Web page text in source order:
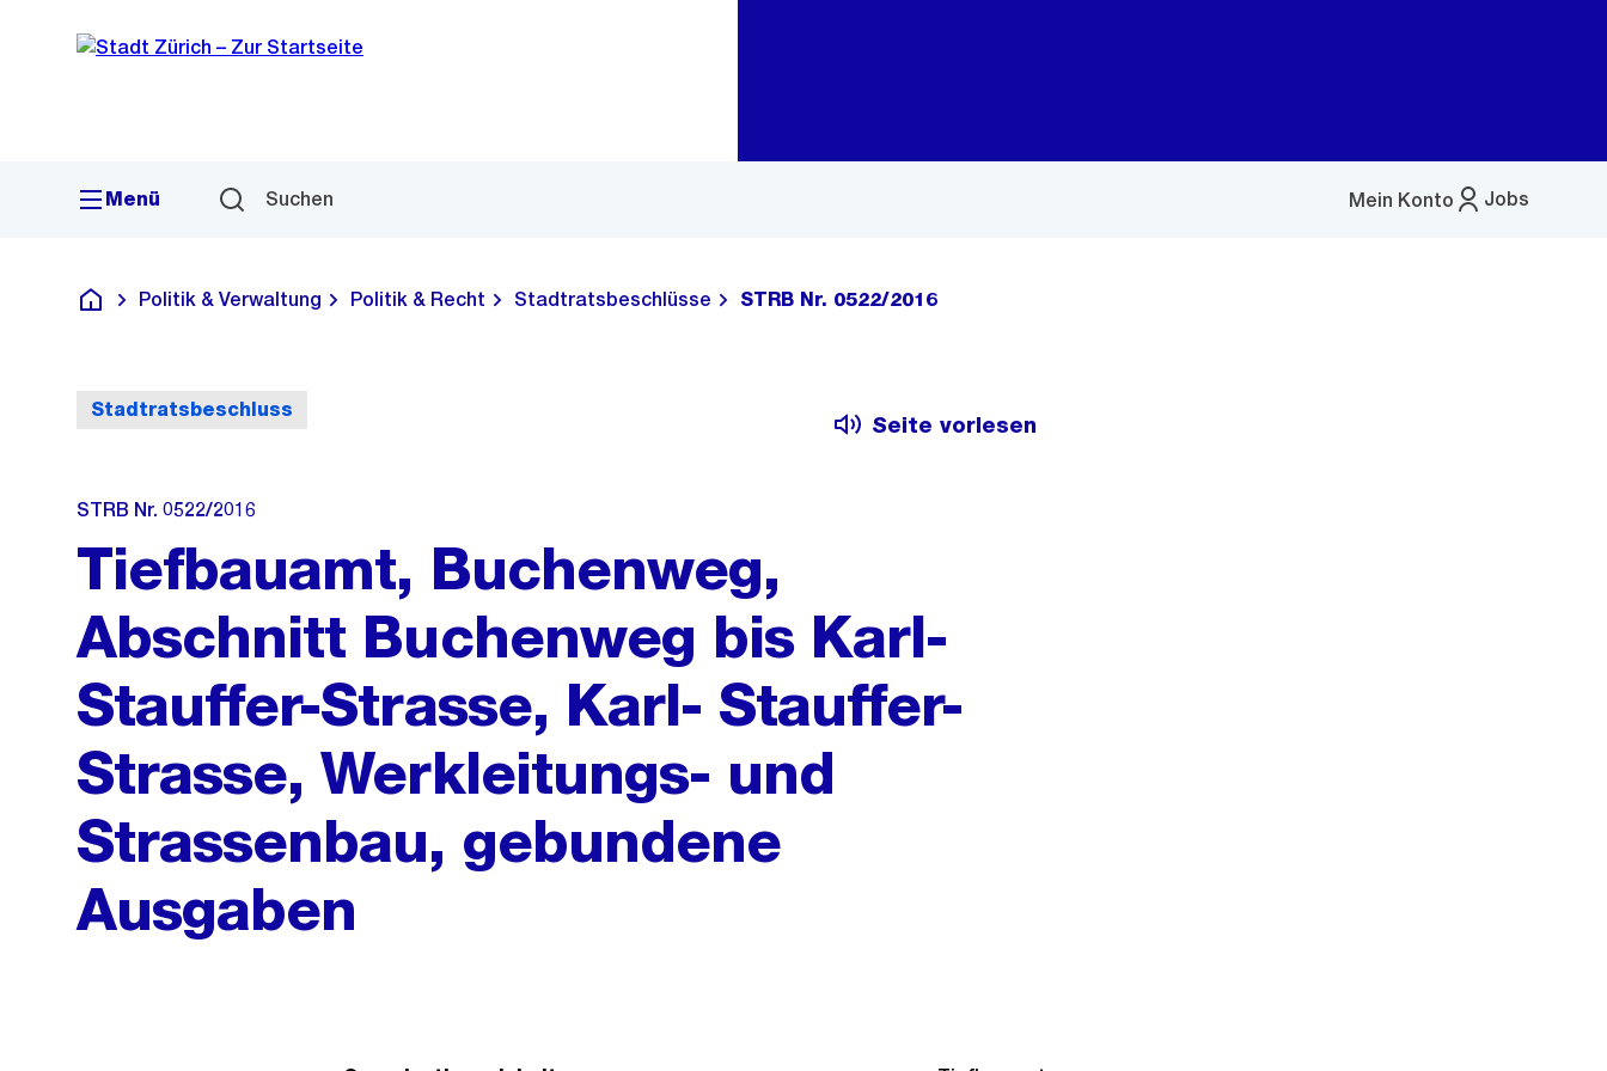
Navigation
Sprunglink
Menü Suchen Jobs
Mein Konto
Menü
Deutsch
Politik & Verwaltung Politik & Recht Stadtratsbeschlüsse STRB Nr. 0522/2016
Stadtratsbeschluss
Seite vorlesen
STRB Nr. 0522/2016
Tiefbauamt, Buchenweg,
Abschnitt Buchenweg bis Karl-
Stauffer-Strasse, Karl- Stauffer-
Strasse, Werkleitungs- und
Strassenbau, gebundene
Ausgaben